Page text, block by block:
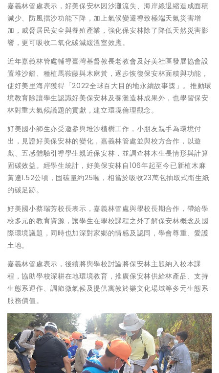
嘉義林管處表示，好美保安林因沙灘流失、海岸線退縮造成面積
減少、防風擋沙功能下降，加上氣候變遷導致極端天氣災害增
加，威脅居民安全與養殖產業，強化保安林除了降低天然災害影
響，更可吸收二氧化碳減緩溫室效應。
近年嘉義林管處輔導臺灣基督教長老教會及好美社區發展協會設
置堆沙籬、種植馬鞍藤與木麻黃，逐步恢復保安林面積與功能，
使好美里海岸獲得「2022全球百大目的地永續故事獎」。推動環
境教育除讓學生認識好美保安林及養灘造林成果外，也學習保安
林對重大氣候議題的貢獻，建立環境倫理觀念。
好美國小師生亦受邀參與堆沙植樹工作，小朋友親手為環境付
出，見證好美保安林的變化，嘉義林管處並與校方合作，以遊
戲、五感體驗引導學生親近保安林，並調查林木生長情形與計算
固碳效益。經學生統計，好美保安林自106年起至今已新植木麻
黃達1.52公頃，固碳量約25噸，相當於吸收23萬包抽取式衛生紙
的碳足跡。
好美國小蔡瑞芳校長表示，嘉義林管處與學校長期合作，帶給學
校多元的教育資源，讓學生在學校課程之外了解保安林概念及國
際環境議題，同時也加深對家鄉的情感及認同，學會尊重、愛護
土地。
嘉義林管處表示，後續將與學校討論將保安林主題納入校本課
程，協助學校深耕在地環境教育，推廣保安林供給林產品、支持
生態系運作、調節微氣候及提供寓教於樂文化場域等多元生態系
服務價值。